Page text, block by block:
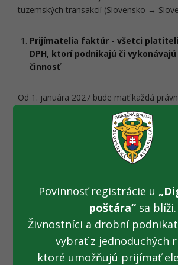
tuzemských transakcií (Slovensko →
Prijímatelia faktúr - všetci
DPH, ktorí podnikajú či
činnosť
Od 1. januára 2027 bude mať každá
a fyzická zdaniteľná osoba povinnosť
faktúru vedieť prijať. Týka sa to všetkých
– verejných inštitúcií, s.r.o., a.s., nadácií,
slobodných povolaní (advokát, architekt,
samostatne hospodáriacich roľníkov či
mať zazmluvneného tzv. Digitálneho
elektronické faktúry vedeli prijímať.
Digitálny poštár je certifikovaný
doručovacej služby, cez ktorú sa
prijímajú e-faktúry v jednotnom formáte.
Povinnosť registrácie u
poštára“sa blíži.
Živnostníci a drobní
vybrať z jednoduchých
ktoré umožňujú prijímať